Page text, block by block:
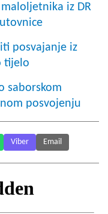
iz DR
posvajanje iz
tijelo
saborskom
posvojenju
Viber Email